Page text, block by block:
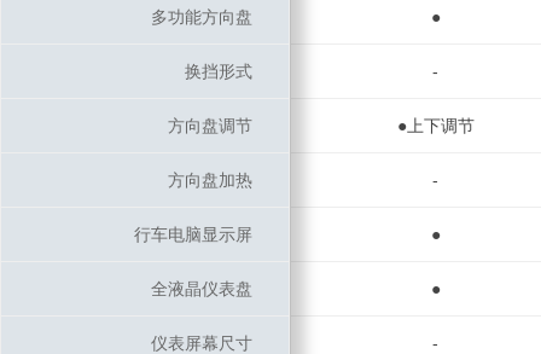
多功能方向盘 ●
换挡形式 -
方向盘调节 ●上下调节
方向盘加热 -
行车电脑显示屏 ●
全液晶仪表盘 ●
仪表屏幕尺寸 -
多功能方向盘
换挡形式
方向盘调节
方向盘加热
行车电脑显示屏
全液晶仪表盘
仪表屏幕尺寸